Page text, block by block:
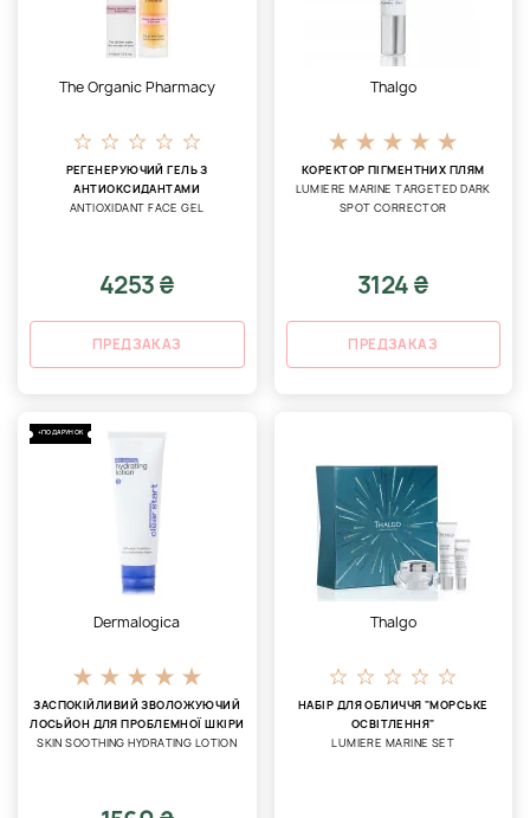
The Organic Pharmacy
РЕГЕНЕРУЮЧИЙ ГЕЛЬ З
АНТИОКСИДАНТАМИ
ANTIOXIDANT FACE GEL
4253 ₴
ПРЕДЗАКАЗ
Thalgo
КОРЕКТОР ПІГМЕНТНИХ ПЛЯМ
LUMIERE MARINE TARGETED DARK
SPOT CORRECTOR
3124 ₴
ПРЕДЗАКАЗ
+ПОДАРУНОК
Dermalogica
ЗАСПОКІЙЛИВИЙ ЗВОЛОЖУЮЧИЙ
ЛОСЬЙОН ДЛЯ ПРОБЛЕМНОЇ ШКІРИ
SKIN SOOTHING HYDRATING LOTION
Thalgo
НАБІР ДЛЯ ОБЛИЧЧЯ "МОРСЬКЕ
ОСВІТЛЕННЯ"
LUMIERE MARINE SET